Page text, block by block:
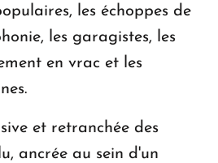
les échoppes de
les garagistes, les
en vrac et les
et retranchée des
ancrée au sein d'un